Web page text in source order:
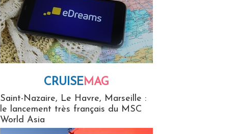
CRUISEMAG
Saint-Nazaire, Le Havre, Marseille :
le lancement très français du MSC
World Asia